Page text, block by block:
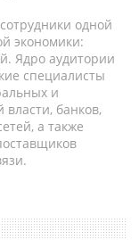
одной
экономики:
Ядро аудитории
специалисты
и
власти, банков,
а также